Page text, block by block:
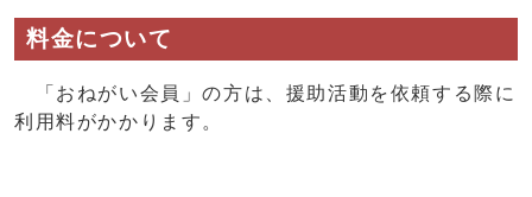
料金について
「おねがい会員」の方は、援助活動を依頼する際に
利用料がかかります。